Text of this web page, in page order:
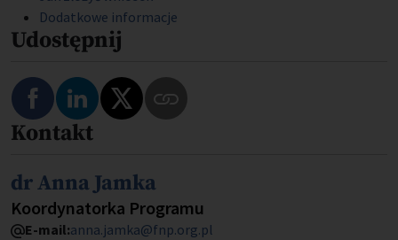
Dodatkowe informacje
Udostępnij
Podziel się na Facebooku
Podziel się na LinkedIn
Podziel się na Twitterze
Kontakt
Imię i nazwisko
dr Anna Jamka
Stanowisko
Koordynatorka Programu
E-mail:anna.jamka@fnp.org.pl